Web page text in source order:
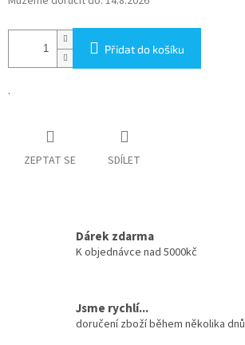
Přidat do košíku
.
ZEPTAT SE SDÍLET
Dárek zdarma
K objednávce nad 5000kč
Jsme rychlí...
doručení zboží během několika dnů